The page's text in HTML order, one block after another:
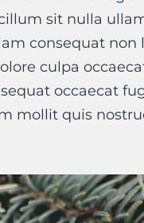
sit nulla
consequat non
culpa
occaecat
mollit quis